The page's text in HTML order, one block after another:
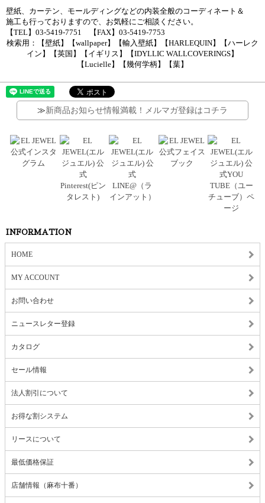
壁紙、カーテン、モールディングなどの内装全般のコーディネート＆
施工も行っておりますので、お気軽にご相談ください。
【TEL】03-5419-7751 【FAX】03-5419-7753
検索用：【壁紙】【wallpaper】【輸入壁紙】【HARLEQUIN】【ハーレク
イン】【英国】【イギリス】【IDYLLIC WALLCOVERINGS】
【Lucielle】【幾何学柄】【葉】
≫新商品お知らせ情報満載！メルマガ登録はコチラ
INFORMATION
HOME
MY ACCOUNT
お問い合わせ
ニュースレター登録
カタログ
セール情報
法人割引について
お得な割システム
リースについて
最低価格保証
店舗情報（麻布十番）